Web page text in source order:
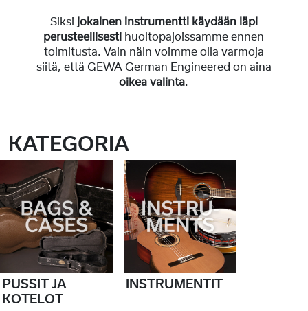
Siksi jokainen instrumentti käydään läpi
perusteellisesti huoltopajoissamme ennen
toimitusta. Vain näin voimme olla varmoja
siitä, että GEWA German Engineered on aina
oikea valinta.
KATEGORIA
PUSSIT JA
KOTELOT
INSTRUMENTIT